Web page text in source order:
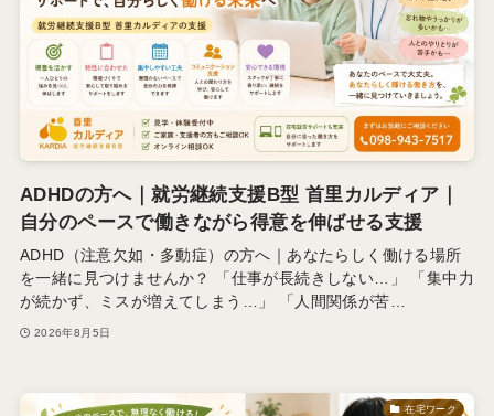
ADHDの方へ｜就労継続支援B型 首里カルディア｜
自分のペースで働きながら得意を伸ばせる支援
ADHD（注意欠如・多動症）の方へ｜あなたらしく働ける場所
を一緒に見つけませんか？ 「仕事が長続きしない…」 「集中力
が続かず、ミスが増えてしまう…」 「人間関係が苦…
2026年8月5日
在宅ワーク